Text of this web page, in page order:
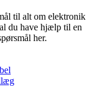
til alt om elektronik
du have hjælp til en
her.